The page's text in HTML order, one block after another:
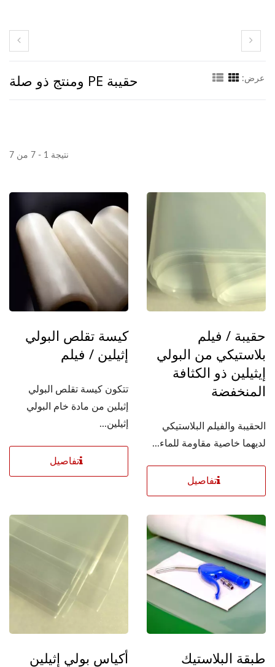
حقيبة PE ومنتج ذو صلة عرض:
نتيجة 1 - 7 من 7
حقيبة / فيلم
بلاستيكي من البولي
إيثيلين ذو الكثافة
المنخفضة
الحقيبة والفيلم البلاستيكي
لديهما خاصية مقاومة للماء...
تفاصيل
كيسة تقلص البولي
إثيلين / فيلم
تتكون كيسة تقلص البولي
إثيلين من مادة خام البولي
إثيلين...
تفاصيل
طبقة البلاستيك أكياس بولي إثيلين